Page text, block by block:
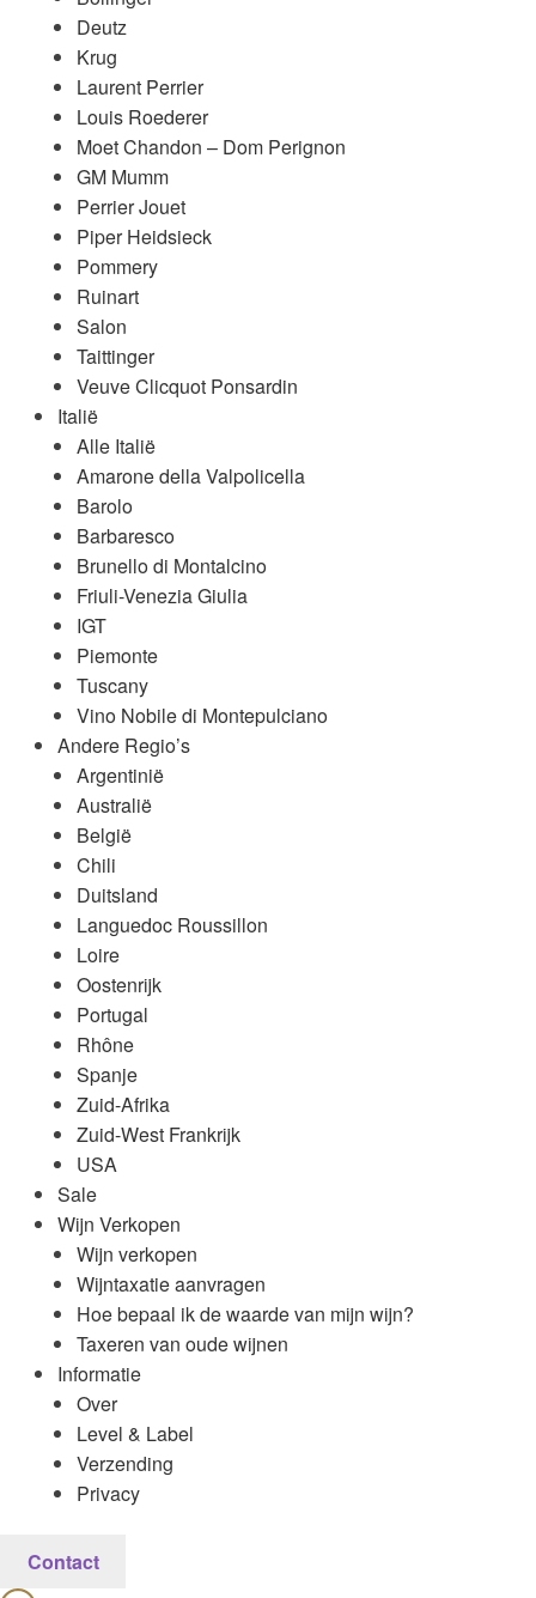
Deutz
Krug
Laurent Perrier
Louis Roederer
Moet Chandon – Dom Perignon
GM Mumm
Perrier Jouet
Piper Heidsieck
Pommery
Ruinart
Salon
Taittinger
Veuve Clicquot Ponsardin
Italië
Alle Italië
Amarone della Valpolicella
Barolo
Barbaresco
Brunello di Montalcino
Friuli-Venezia Giulia
IGT
Piemonte
Tuscany
Vino Nobile di Montepulciano
Andere Regio’s
Argentinië
Australië
België
Chili
Duitsland
Languedoc Roussillon
Loire
Oostenrijk
Portugal
Rhône
Spanje
Zuid-Afrika
Zuid-West Frankrijk
USA
Sale
Wijn Verkopen
Wijn verkopen
Wijntaxatie aanvragen
Hoe bepaal ik de waarde van mijn wijn?
Taxeren van oude wijnen
Informatie
Over
Level & Label
Verzending
Privacy
Contact